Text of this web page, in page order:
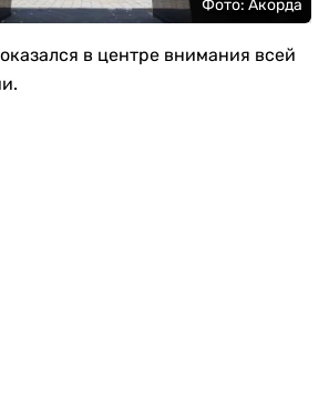
Фото: Акорда
в центре внимания всей